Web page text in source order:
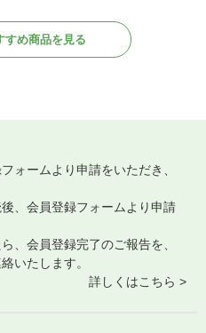
すめ商品を見る
ォームより申請をいただき、
、会員登録フォームより申請
、会員登録完了のご報告を、
いたします。
詳しくはこちら >